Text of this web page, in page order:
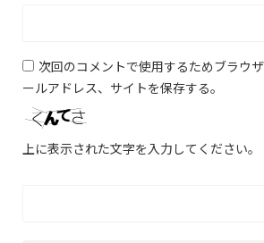
次回のコメントで使用するためブラウ
ールアドレス、サイトを保存する。
上に表示された文字を入力してください。